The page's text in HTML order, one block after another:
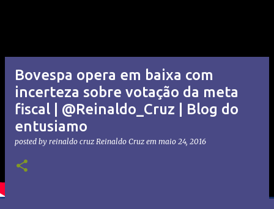
Bovespa opera em baixa com
incerteza sobre votação da meta
fiscal | @Reinaldo_Cruz | Blog do
entusiamo
posted by reinaldo cruz Reinaldo Cruz em maio 24, 2016